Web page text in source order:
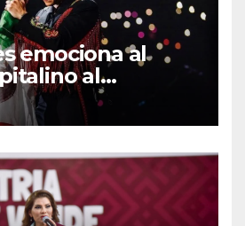
emociona al
al
Lindo” en
en la